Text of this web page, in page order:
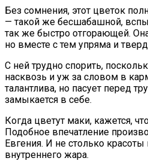
Без сомнения, этот цветок
— такой же бесшабашной,
так же быстро отгорающей.
но вместе с тем упряма и
С ней трудно спорить,
насквозь и уж за словом в
талантлива, но пасует перед
замыкается в себе.
Когда цветут маки, кажется,
Подобное впечатление
Евгения. И не столько красоты
внутреннего жара.